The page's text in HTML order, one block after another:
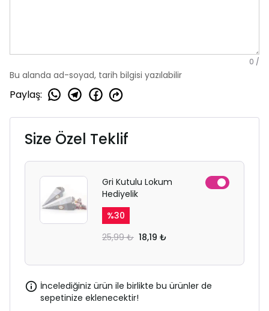
0 /
Bu alanda ad-soyad, tarih bilgisi yazılabilir
Paylaş:
Size Özel Teklif
Gri Kutulu Lokum
Hediyelik
%30
25,99 ₺ 18,19 ₺
İncelediğiniz ürün ile birlikte bu ürünler de
sepetinize eklenecektir!